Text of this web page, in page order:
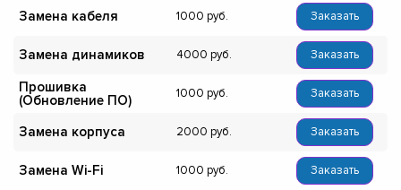
Замена кабеля 1000 Заказать
Замена динамиков 4000 Заказать
Прошивка
(Обновление ПО)
1000 Заказать
Замена корпуса 2000 Заказать
Замена Wi-Fi 1000 Заказать